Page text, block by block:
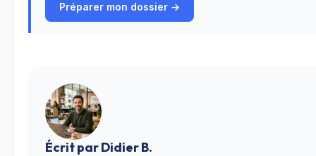
Préparer mon dossier →
Écrit parDidier B.